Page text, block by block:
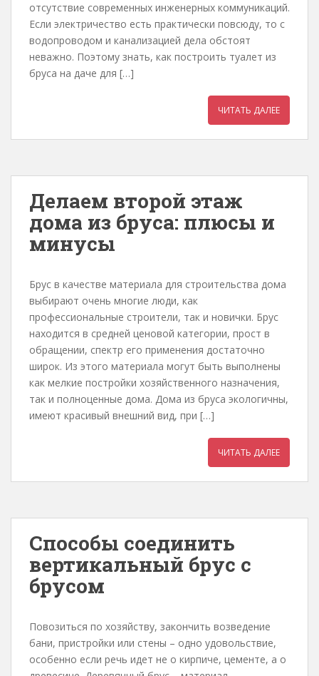
отсутствие современных инженерных коммуникаций.
Если электричество есть практически повсюду, то с
водопроводом и канализацией дела обстоят
неважно. Поэтому знать, как построить туалет из
бруса на даче для […]
ЧИТАТЬ ДАЛЕЕ
Делаем второй этаж
дома из бруса: плюсы и
минусы
Брус в качестве материала для строительства дома
выбирают очень многие люди, как
профессиональные строители, так и новички. Брус
находится в средней ценовой категории, прост в
обращении, спектр его применения достаточно
широк. Из этого материала могут быть выполнены
как мелкие постройки хозяйственного назначения,
так и полноценные дома. Дома из бруса экологичны,
имеют красивый внешний вид, при […]
ЧИТАТЬ ДАЛЕЕ
Способы соединить
вертикальный брус с
брусом
Повозиться по хозяйству, закончить возведение
бани, пристройки или стены – одно удовольствие,
особенно если речь идет не о кирпиче, цементе, а о